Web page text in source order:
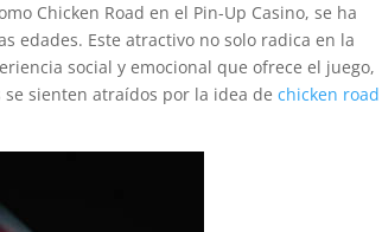
Chicken Road en el Pin-Up Casino, se ha
edades. Este atractivo no solo radica en la
social y emocional que ofrece el juego,
se sienten atraídos por la idea dechicken road